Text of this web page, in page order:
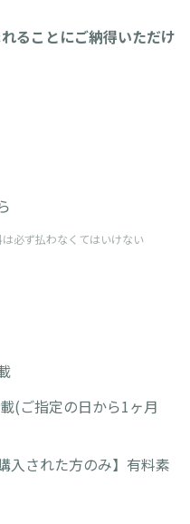
ることにご納得いただけ
必ず払わなくてはいけない
(ご指定の日から1ヶ月
入された方のみ】有料素